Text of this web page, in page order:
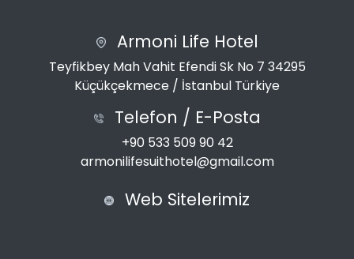
Armoni Life Hotel
Teyfikbey Mah Vahit Efendi Sk No 7 34295
Küçükçekmece / İstanbul Türkiye
Telefon / E-Posta
+90 533 509 90 42
armonilifesuithotel@gmail.com
Web Sitelerimiz